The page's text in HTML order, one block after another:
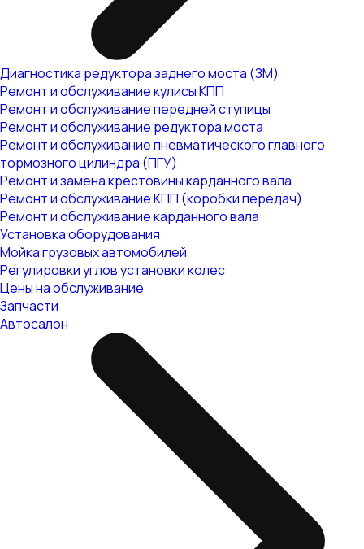
Диагностика редуктора заднего моста (ЗМ)
Ремонт и обслуживание кулисы КПП
Ремонт и обслуживание передней ступицы
Ремонт и обслуживание редуктора моста
Ремонт и обслуживание пневматического главного
тормозного цилиндра (ПГУ)
Ремонт и замена крестовины карданного вала
Ремонт и обслуживание КПП (коробки передач)
Ремонт и обслуживание карданного вала
Установка оборудования
Мойка грузовых автомобилей
Регулировки углов установки колес
Цены на обслуживание
Запчасти
Автосалон